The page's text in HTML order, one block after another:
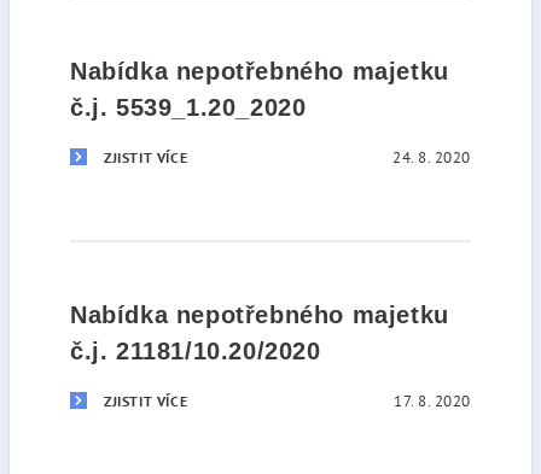
Nabídka nepotřebného majetku
č.j. 5539_1.20_2020
ZJISTIT VÍCE 24. 8. 2020
Nabídka nepotřebného majetku
č.j. 21181/10.20/2020
ZJISTIT VÍCE 17. 8. 2020